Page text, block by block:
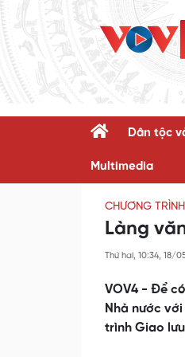
Dân tộc
Multimedia
CHƯƠNG
Làng
Thứ hai, 10:34, 18/
VOV4 - Để
Nhà nước
trình Giao